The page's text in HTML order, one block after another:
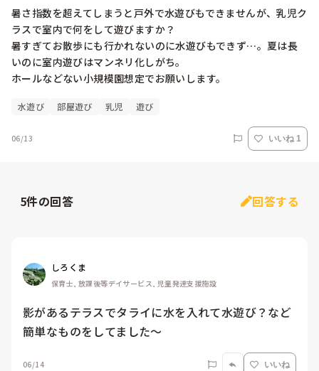
暑さ指数を超えてしまうと戸外で水遊びもできませんが、乳児ク
ラスで室内で何をして遊びますか？
暑すぎてお散歩にも行かれないのに水遊びもできず…。夏は長
いのに室内遊びはマンネリ化しがち。
ホールなどない小規模園想定でお願いします。
水遊び 部屋遊び 乳児 遊び
06/13 いいね 1
5件の回答 回答する
しろくま
保育士, 放課後等デイサービス, 児童発達支援施設
影があるテラスでタライに水を入れて水遊び？など
簡単なものをしてました〜
06/14 いいね